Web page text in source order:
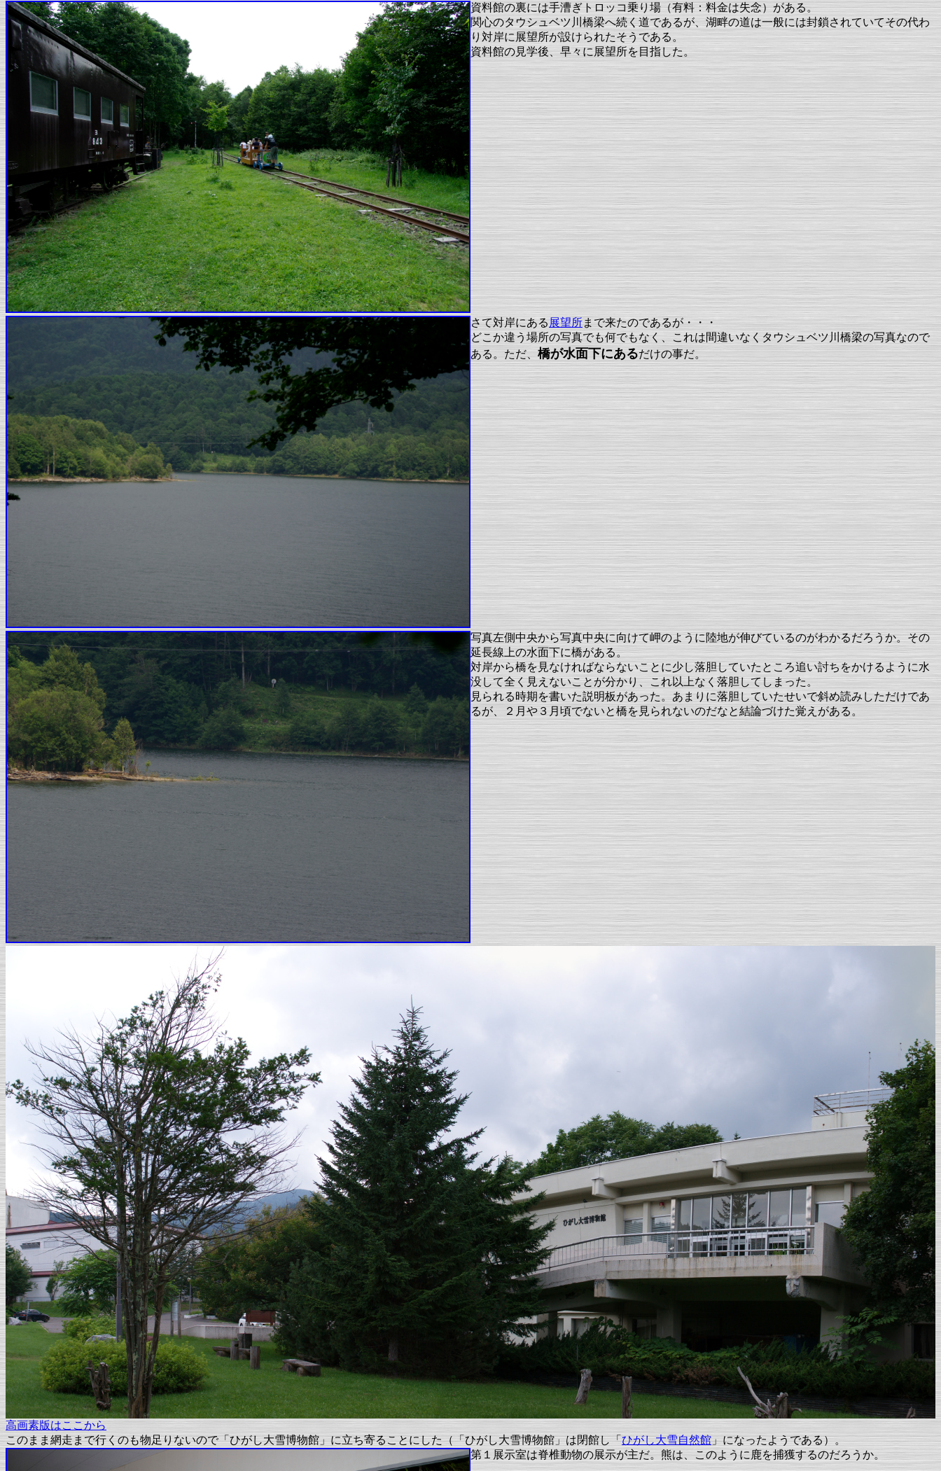
資料館の裏には手漕ぎトロッコ乗り場（有料：料金は失念）がある。
関心のタウシュベツ川橋梁へ続く道であるが、湖畔の道は一般には封鎖されていてその代わ
り対岸に展望所が設けられたそうである。
資料館の見学後、早々に展望所を目指した。
さて対岸にある展望所まで来たのであるが・・・
どこか違う場所の写真でも何でもなく、これは間違いなくタウシュベツ川橋梁の写真なので
ある。ただ、橋が水面下にあるだけの事だ。
写真左側中央から写真中央に向けて岬のように陸地が伸びているのがわかるだろうか。その
延長線上の水面下に橋がある。
対岸から橋を見なければならないことに少し落胆していたところ追い討ちをかけるように水
没して全く見えないことが分かり、これ以上なく落胆してしまった。
見られる時期を書いた説明板があった。あまりに落胆していたせいで斜め読みしただけであ
るが、２月や３月頃でないと橋を見られないのだなと結論づけた覚えがある。
高画素版はここから
このまま網走まで行くのも物足りないので「ひがし大雪博物館」に立ち寄ることにした（「ひがし大雪博物館」は閉館し「ひがし大雪自然館」になったようである）。
第１展示室は脊椎動物の展示が主だ。熊は、このように鹿を捕獲するのだろうか。